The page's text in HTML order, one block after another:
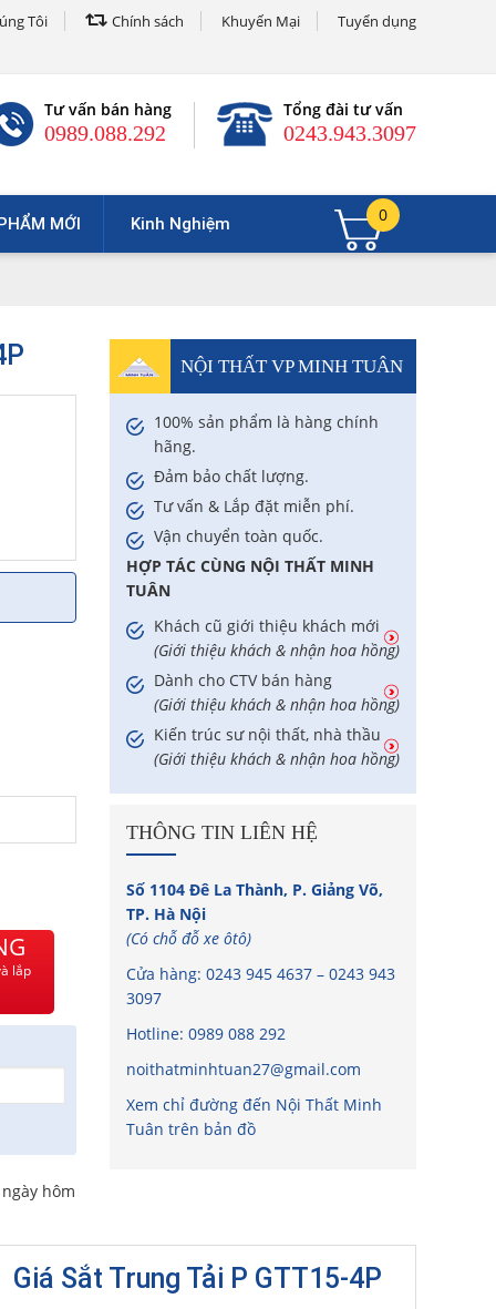
Tôi Chính sách Khuyến Mại Tuyển dụng
Tư vấn bán hàng
0989.088.292
Tổng đài tư vấn
0243.943.3097
MỚI Kinh Nghiệm 0
lắp
hôm
NỘI THẤT VP MINH TUÂN
100% sản phẩm là hàng chính
hãng.
Đảm bảo chất lượng.
Tư vấn & Lắp đặt miễn phí.
Vận chuyển toàn quốc.
HỢP TÁC CÙNG NỘI THẤT MINH
TUÂN
Khách cũ giới thiệu khách mới
(Giới thiệu khách & nhận hoa hồng)
Dành cho CTV bán hàng
(Giới thiệu khách & nhận hoa hồng)
Kiến trúc sư nội thất, nhà thầu
(Giới thiệu khách & nhận hoa hồng)
THÔNG TIN LIÊN HỆ
Số 1104 Đê La Thành, P. Giảng Võ,
TP. Hà Nội
(Có chỗ đỗ xe ôtô)
Cửa hàng: 0243 945 4637– 0243 943
3097
Hotline: 0989 088 292
noithatminhtuan27@gmail.com
Xem chỉ đường đến Nội Thất Minh
Tuân trên bản đồ
Giá Sắt Trung Tải P GTT15-4P